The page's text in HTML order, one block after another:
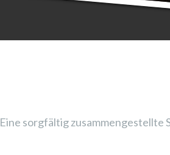
Eine sorgfältig zusammengestellte